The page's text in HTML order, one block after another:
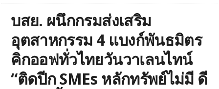
บสย. ผนึกกรมส่งเสริม
อุตสาหกรรม 4 แบงก์พันธมิตร
คิกออฟทั่วไทยวันวาเลนไทน์
“ติดปีก SMEs หลักทรัพย์ไม่มี ดี